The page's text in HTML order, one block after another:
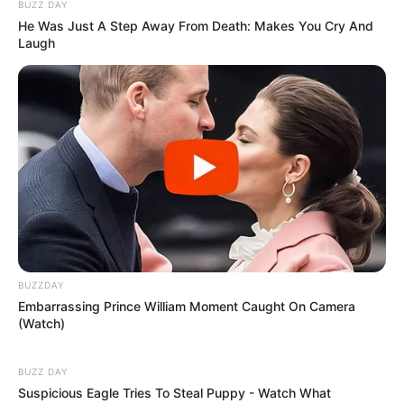
PEC dos 3 salários mínimos como remuneração para os
Agentes de Saúde (ACS e ACE) com Curso Técnico.
BUZZ DAY
He Was Just A Step Away From Death: Makes You Cry And
Laugh
BUZZDAY
Embarrassing Prince William Moment Caught On Camera
(Watch)
BUZZ DAY
Suspicious Eagle Tries To Steal Puppy - Watch What